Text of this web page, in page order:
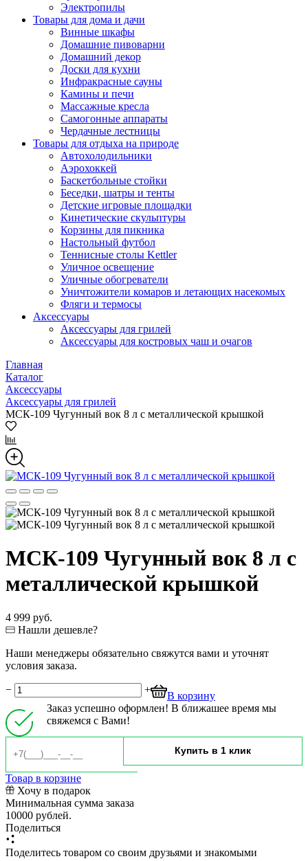
Электропилы
Товары для дома и дачи
Винные шкафы
Домашние пивоварни
Домашний декор
Доски для кухни
Инфракрасные сауны
Камины и печи
Массажные кресла
Самогонные аппараты
Чердачные лестницы
Товары для отдыха на природе
Автохолодильники
Аэрохоккей
Баскетбольные стойки
Беседки, шатры и тенты
Детские игровые площадки
Кинетические скульптуры
Корзины для пикника
Настольный футбол
Теннисные столы Kettler
Уличное освещение
Уличные обогреватели
Уничтожители комаров и летающих насекомых
Фляги и термосы
Аксессуары
Аксессуары для грилей
Аксессуары для костровых чаш и очагов
Главная
Каталог
Аксессуары
Аксессуары для грилей
МСК-109 Чугунный вок 8 л с металлической крышкой
МСК-109 Чугунный вок 8 л с
металлической крышкой
4 999 руб.
Нашли дешевле?
Наши менеджеры обязательно свяжутся вами и уточнят
условия заказа.
− +
В корзину
Заказ успешно оформлен! В ближашее время мы
свяжемся с Вами!
Товар в корзине
Хочу в подарок
Минимальная сумма заказа
10000 рублей.
Поделиться
Поделитесь товаром со своим друзьями и знакомыми